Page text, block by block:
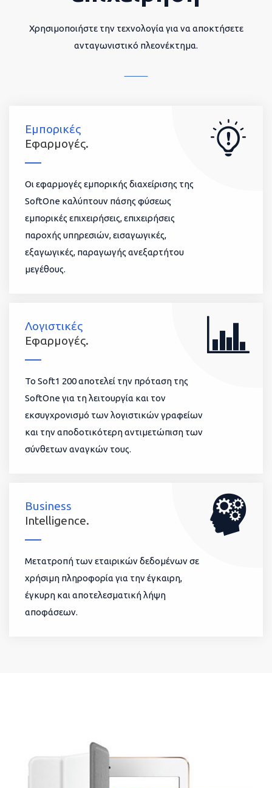
Χρησιμοποιήστε την τεχνολογία για να αποκτήσετε
ανταγωνιστικό πλεονέκτημα.
Εμπορικές
Εφαρμογές.
Οι εφαρμογές εμπορικής διαχείρισης της
SoftOne καλύπτουν πάσης φύσεως
εμπορικές επιχειρήσεις, επιχειρήσεις
παροχής υπηρεσιών, εισαγωγικές,
εξαγωγικές, παραγωγής ανεξαρτήτου
μεγέθους.
Λογιστικές
Εφαρμογές.
To Soft1 200 αποτελεί την πρόταση της
SoftOne για τη λειτουργία και τον
εκσυγχρονισμό των λογιστικών γραφείων
και την αποδοτικότερη αντιμετώπιση των
σύνθετων αναγκών τους.
Business
Intelligence.
Μετατροπή των εταιρικών δεδομένων σε
χρήσιμη πληροφορία για την έγκαιρη,
έγκυρη και αποτελεσματική λήψη
αποφάσεων.